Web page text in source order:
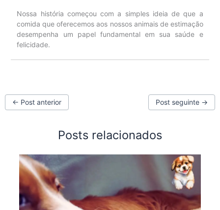
Nossa história começou com a simples ideia de que a
comida que oferecemos aos nossos animais de estimação
desempenha um papel fundamental em sua saúde e
felicidade.
← Post anterior Post seguinte →
Posts relacionados